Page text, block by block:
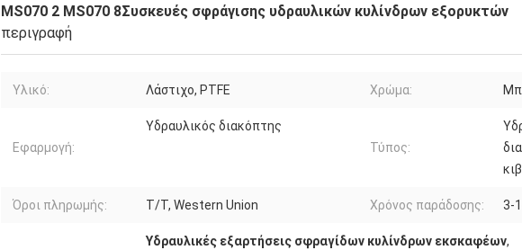
MS070 2 MS070 8Συσκευές σφράγισης υδραυλικών κυλίνδρων εξορυκτών
περιγραφή
Υλικό: Λάστιχο, PTFE Χρώμα:
Εφαρμογή:
Υδραυλικός διακόπτης
Τύπος:
Όροι πληρωμής: T/T, Western Union Χρόνος παράδοσης: 3-
Υδραυλικές εξαρτήσεις σφραγίδων κυλίνδρων εκσκαφέων,